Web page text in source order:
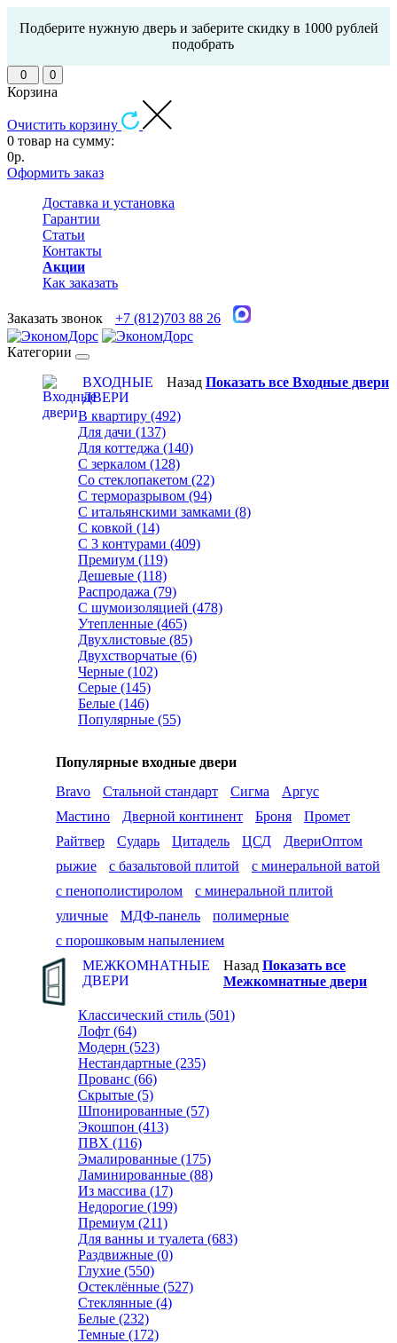
Подберите нужную дверь и заберите скидку в 1000 рублей
подобрать
0 0
Корзина
Очистить корзину
0 товар на сумму:
0р.
Оформить заказ
Доставка и установка
Гарантии
Статьи
Контакты
Акции
Как заказать
Заказать звонок +7 (812)703 88 26
Категории
ВХОДНЫЕ
ДВЕРИ
Назад Показать все Входные двери
В квартиру (492)
Для дачи (137)
Для коттеджа (140)
С зеркалом (128)
Со стеклопакетом (22)
С терморазрывом (94)
С итальянскими замками (8)
С ковкой (14)
С 3 контурами (409)
Премиум (119)
Дешевые (118)
Распродажа (79)
С шумоизоляцией (478)
Утепленные (465)
Двухлистовые (85)
Двухстворчатые (6)
Черные (102)
Серые (145)
Белые (146)
Популярные (55)
Популярные входные двери
Bravo
Стальной стандарт Сигма
Аргус
Мастино
Дверной континент Броня
Промет
Райтвер
Сударь Цитадель ЦСД
ДвериОптом
рыжие
с базальтовой плитой
с минеральной ватой
с пенополистиролом
с минеральной плитой
уличные
МДФ-панель
полимерные
с порошковым напылением
МЕЖКОМНАТНЫЕ
ДВЕРИ
Назад Показать все
Межкомнатные двери
Классический стиль (501)
Лофт (64)
Модерн (523)
Нестандартные (235)
Прованс (66)
Скрытые (5)
Шпонированные (57)
Экошпон (413)
ПВХ (116)
Эмалированные (175)
Ламинированные (88)
Из массива (17)
Недорогие (199)
Премиум (211)
Для ванны и туалета (683)
Раздвижные (0)
Глухие (550)
Остеклённые (527)
Стеклянные (4)
Белые (232)
Темные (172)